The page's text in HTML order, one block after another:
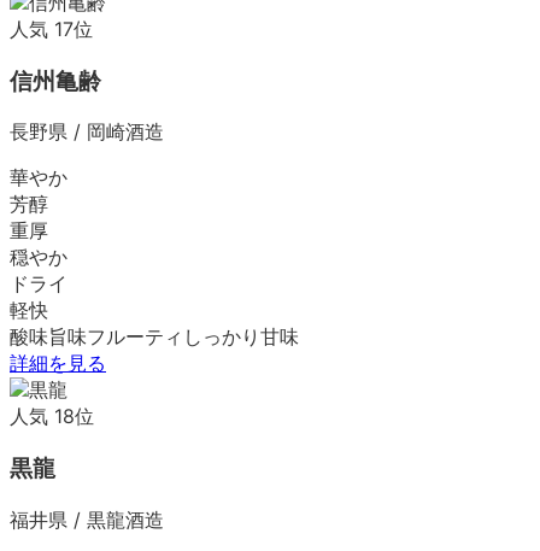
人気 17位
信州亀齢
長野県 / 岡崎酒造
華やか
芳醇
重厚
穏やか
ドライ
軽快
酸味旨味フルーティ しっかり 甘味
詳細を見る
人気 18位
黒龍
福井県 / 黒龍酒造